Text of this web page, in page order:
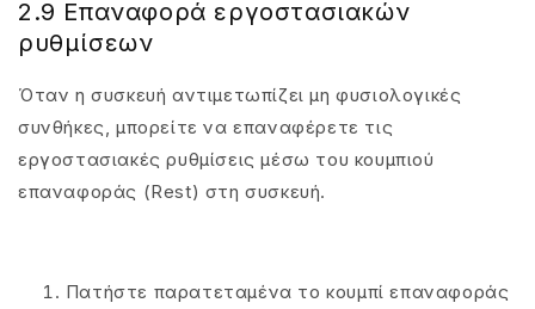
2.9 Επαναφορά εργοστασιακών
ρυθμίσεων
Όταν η συσκευή αντιμετωπίζει μη φυσιολογικές
συνθήκες, μπορείτε να επαναφέρετε τις
εργοστασιακές ρυθμίσεις μέσω του κουμπιού
επαναφοράς (Rest) στη συσκευή.
Πατήστε παρατεταμένα το κουμπί επαναφοράς